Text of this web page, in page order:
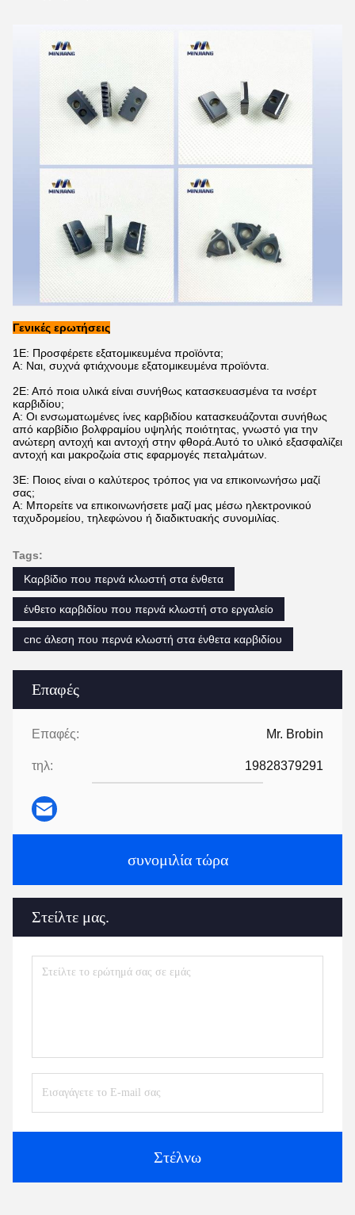
Επαφές
Επαφές: Mr. Brobin
τηλ: 19828379291
συνομιλία τώρα
Στείλτε μας.
Στέλνω
Γενικές ερωτήσεις
1Ε: Προσφέρετε εξατομικευμένα προϊόντα;
Α: Ναι, συχνά φτιάχνουμε εξατομικευμένα προϊόντα.
2Ε: Από ποια υλικά είναι συνήθως κατασκευασμένα τα ινσέρτ
καρβιδίου;
Α: Οι ενσωματωμένες ίνες καρβιδίου κατασκευάζονται συνήθως
από καρβίδιο βολφραμίου υψηλής ποιότητας, γνωστό για την
ανώτερη αντοχή και αντοχή στην φθορά.Αυτό το υλικό εξασφαλίζει
αντοχή και μακροζωία στις εφαρμογές πεταλμάτων.
3Ε: Ποιος είναι ο καλύτερος τρόπος για να επικοινωνήσω μαζί
σας;
Α: Μπορείτε να επικοινωνήσετε μαζί μας μέσω ηλεκτρονικού
ταχυδρομείου, τηλεφώνου ή διαδικτυακής συνομιλίας.
Tags:
Καρβίδιο που περνά κλωστή στα ένθετα
ένθετο καρβιδίου που περνά κλωστή στο εργαλείο
cnc άλεση που περνά κλωστή στα ένθετα καρβιδίου